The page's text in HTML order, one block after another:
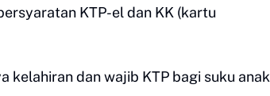
KTP-el dan KK (kartu
dan wajib KTP bagi suku anak